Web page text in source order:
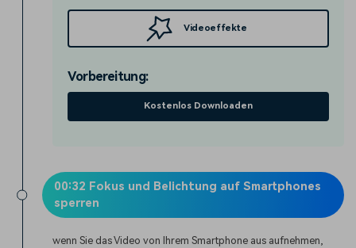
Videoeffekte
Vorbereitung:
Kostenlos Downloaden
00:32 Fokus und Belichtung auf Smartphones
sperren
wenn Sie das Video von Ihrem Smartphone aus aufnehmen,